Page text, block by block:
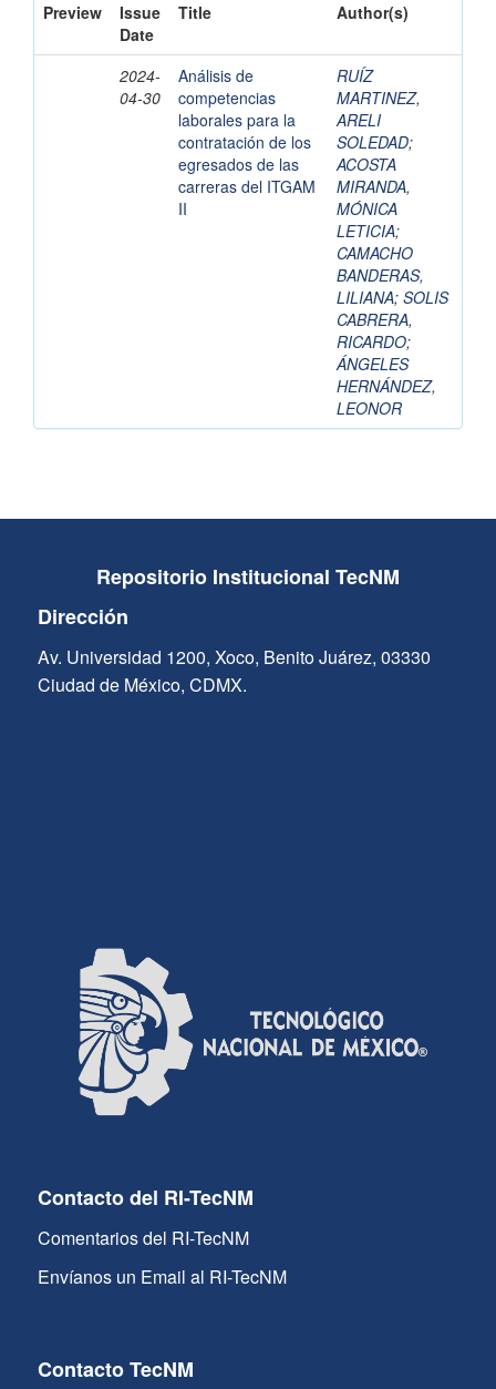
Preview
Issue
Date
Title Author(s)
2024-
04-30
Análisis de
competencias
laborales para la
contratación de los
egresados de las
carreras del ITGAM
II
RUÍZ
MARTINEZ,
ARELI
SOLEDAD;
ACOSTA
MIRANDA,
MÓNICA
LETICIA;
CAMACHO
BANDERAS,
LILIANA; SOLIS
CABRERA,
RICARDO;
ÁNGELES
HERNÁNDEZ,
LEONOR
Repositorio Institucional TecNM
Dirección
Av. Universidad 1200, Xoco, Benito Juárez, 03330
Ciudad de México, CDMX.
Contacto del RI-TecNM
Comentarios del RI-TecNM
Envíanos un Email al RI-TecNM
Contacto TecNM